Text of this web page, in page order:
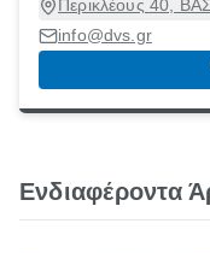
Περικλέους 40,
info@dvs.gr
Ενδιαφέροντα